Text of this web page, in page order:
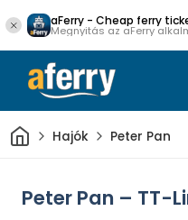
aFerry - Cheap ferry
Megnyitás az aFerry
Otthon
Hajók Peter Pan
Peter Pan – TT-